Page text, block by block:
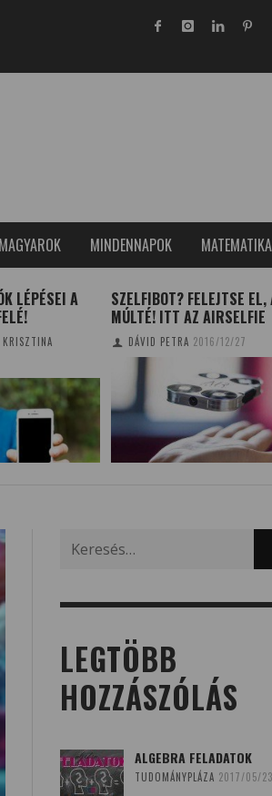
MINDENNAPOK MATEMATIKA
LÉPÉSEI A
SZELFIBOT? FELEJTSE
MÚLTÉ! ITT AZ AIRSELFIE
DÁVID PETRA 2016/12/27
for:
LEGTÖBB
HOZZÁSZÓLÁS
ALGEBRA FELADATOK
TUDOMÁNYPLÁZA 2017/05/23